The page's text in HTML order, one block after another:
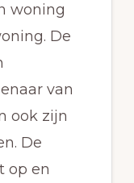
woning
De
van
ook zijn
De
op en